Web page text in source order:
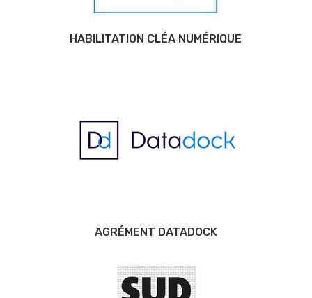
HABILITATION CLÉA NUMÉRIQUE
AGRÉMENT DATADOCK